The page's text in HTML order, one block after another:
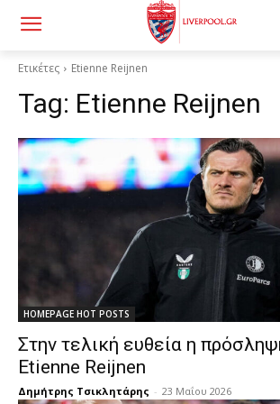
Ετικέτες Etienne Reijnen
Tag: Etienne Reijnen
HOMEPAGE HOT POSTS
Στην τελική ευθεία η
Etienne Reijnen
Δημήτρης Τσικλητάρης - 23 Μαΐου 2026